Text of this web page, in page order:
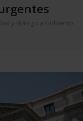
y diálogo a Gobierno